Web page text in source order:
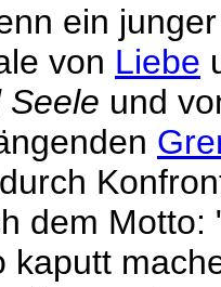
ein
von Liebe
Seele und
dem
kaputt